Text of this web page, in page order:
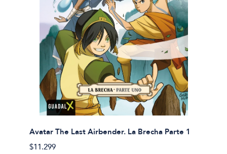
Avatar The Last Airbender. La Brecha Parte 1
$11.299